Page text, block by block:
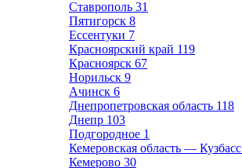
Ставрополь 31
Пятигорск 8
Ессентуки 7
Красноярский край 119
Красноярск 67
Норильск 9
Ачинск 6
Днепропетровская область 118
Днепр 103
Подгородное 1
Кемеровская область — Кузбасс
Кемерово 30